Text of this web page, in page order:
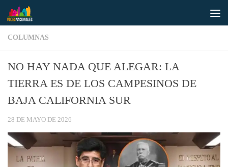
Saltar al contenido
COLUMNAS
NO HAY NADA QUE ALEGAR: LA
TIERRA ES DE LOS CAMPESINOS DE
BAJA CALIFORNIA SUR
28 DE MAYO DE 2026